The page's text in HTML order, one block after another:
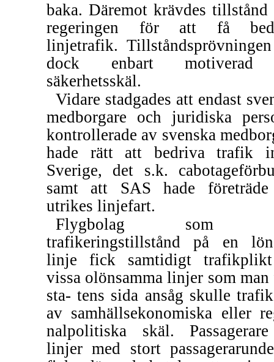
baka. Däremot krävdes tillstånd
regeringen för att få
linjetrafik.
dock enbart
säkerhetsskäl.
Vidare stadgades att endast
medborgare och juridiska
kontrollerade av svenska
hade rätt att bedriva trafik
Sverige, det s.k.
samt att SAS hade
utrikes linjefart.
Flygbolag som
trafikeringstillstånd på en
linje fick samtidigt
vissa olönsamma linjer som man
sta- tens sida ansåg skulle
av samhällsekonomiska eller
nalpolitiska skäl.
linjer med stort